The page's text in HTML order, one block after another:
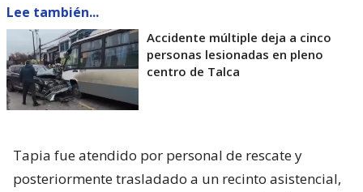
Lee también...
Accidente múltiple deja a cinco
personas lesionadas en pleno
centro de Talca
Tapia fue atendido por personal de rescate y
posteriormente trasladado a un recinto asistencial,